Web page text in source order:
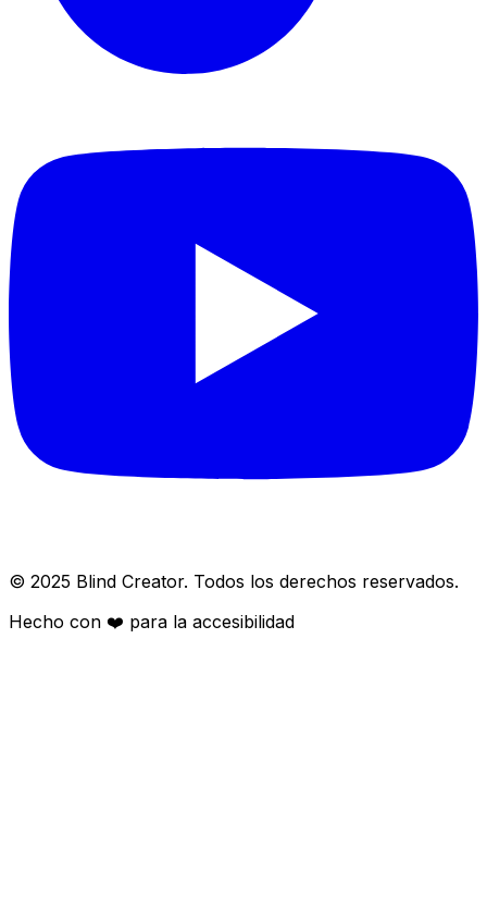
© 2025 Blind Creator. Todos los derechos reservados.
Hecho con ❤️ para la accesibilidad